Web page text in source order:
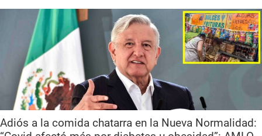
Adiós a la comida chatarra en la Nueva Normalidad: